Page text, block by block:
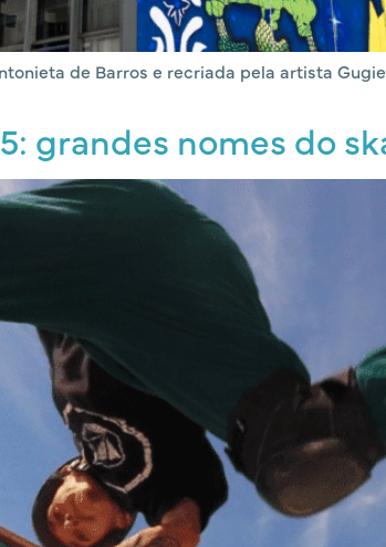
de Barros e recriada pela artista
grandes nomes do